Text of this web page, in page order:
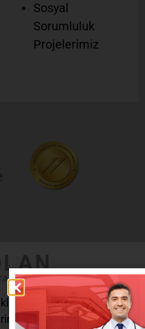
Sosyal
Sorumluluk
Projelerimiz
tanı ve tedavi amaçlı
için doktorunuza